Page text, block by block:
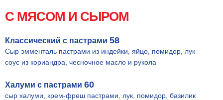
С МЯСОМ И СЫРОМ
Классический с пастрами
Сыр эмменталь пастрами из индейки, яйцо, помидор, лук
соус из кориандра, чесночное масло и рукола
Халуми с пастрами
сыр халуми, крем-фреш пастрами, лук, помидор, базилик